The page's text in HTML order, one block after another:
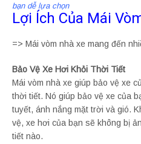
bạn dễ lựa chọn
Lợi Ích Của Mái
=> Mái vòm nhà xe mang đến
Bảo Vệ Xe Hơi Khỏi Thời Tiết
Mái vòm nhà xe giúp bảo vệ xe
thời tiết. Nó giúp bảo vệ xe của
tuyết, ánh nắng mặt trời và gió.
vệ, xe hơi của bạn sẽ không bị
tiết nào.